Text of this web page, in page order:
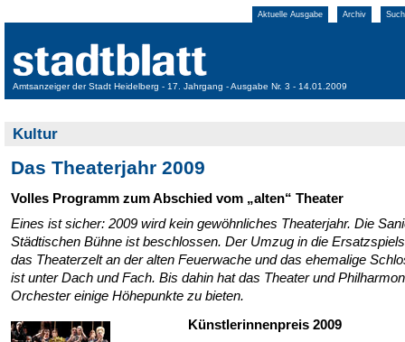
Aktuelle Ausgabe Archiv
Amtsanzeiger der Stadt Heidelberg - 17. Jahrgang - Ausgabe Nr. 3 - 14.01.2009
Kultur
Das Theaterjahr 2009
Volles Programm zum Abschied vom „alten“ Theater
Eines ist sicher: 2009 wird kein gewöhnliches Theaterjahr. Die
Städtischen Bühne ist beschlossen. Der Umzug in die
das Theaterzelt an der alten Feuerwache und das ehemalige
ist unter Dach und Fach. Bis dahin hat das Theater und
Orchester einige Höhepunkte zu bieten.
Künstlerinnenpreis 2009